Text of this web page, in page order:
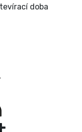
doba